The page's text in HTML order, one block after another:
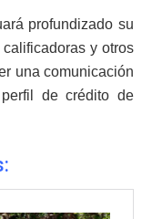
profundizado su
y otros
una comunicación
de crédito de